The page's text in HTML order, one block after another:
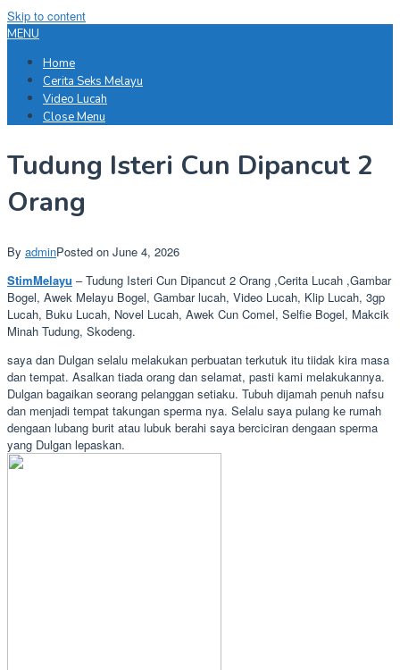
Skip to content
MENU
Home
Cerita Seks Melayu
Video Lucah
Close Menu
Tudung Isteri Cun Dipancut 2
Orang
By adminPosted on June 4, 2026
StimMelayu – Tudung Isteri Cun Dipancut 2 Orang ,Cerita Lucah ,Gambar
Bogel, Awek Melayu Bogel, Gambar lucah, Video Lucah, Klip Lucah, 3gp
Lucah, Buku Lucah, Novel Lucah, Awek Cun Comel, Selfie Bogel, Makcik
Minah Tudung, Skodeng.
saya dan Dulgan selalu melakukan perbuatan terkutuk itu tiidak kira masa
dan tempat. Asalkan tiada orang dan selamat, pasti kami melakukannya.
Dulgan bagaikan seorang pelanggan setiaku. Tubuh dijamah penuh nafsu
dan menjadi tempat takungan sperma nya. Selalu saya pulang ke rumah
dengaan lubang burit atau lubuk berahi saya berciciran dengaan sperma
yang Dulgan lepaskan.